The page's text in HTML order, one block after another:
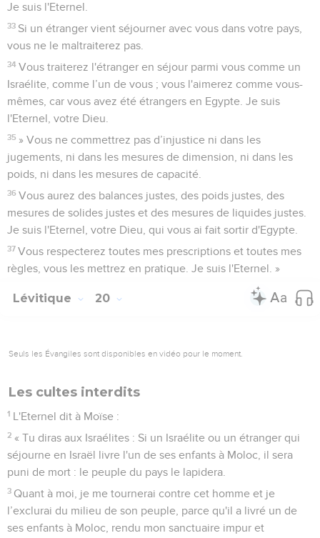
Je suis l'Eternel.
33 Si un étranger vient séjourner avec vous dans votre pays,
vous ne le maltraiterez pas.
34 Vous traiterez l'étranger en séjour parmi vous comme un
Israélite, comme l’un de vous ; vous l'aimerez comme vous-
mêmes, car vous avez été étrangers en Egypte. Je suis
l'Eternel, votre Dieu.
35 » Vous ne commettrez pas d’injustice ni dans les
jugements, ni dans les mesures de dimension, ni dans les
poids, ni dans les mesures de capacité.
36 Vous aurez des balances justes, des poids justes, des
mesures de solides justes et des mesures de liquides justes.
Je suis l'Eternel, votre Dieu, qui vous ai fait sortir d'Egypte.
37 Vous respecterez toutes mes prescriptions et toutes mes
règles, vous les mettrez en pratique. Je suis l'Eternel. »
Lévitique 20
Seuls les Évangiles sont disponibles en vidéo pour le moment.
Les cultes interdits
1 L'Eternel dit à Moïse :
2 « Tu diras aux Israélites : Si un Israélite ou un étranger qui
séjourne en Israël livre l'un de ses enfants à Moloc, il sera
puni de mort : le peuple du pays le lapidera.
3 Quant à moi, je me tournerai contre cet homme et je
l’exclurai du milieu de son peuple, parce qu'il a livré un de
ses enfants à Moloc, rendu mon sanctuaire impur et